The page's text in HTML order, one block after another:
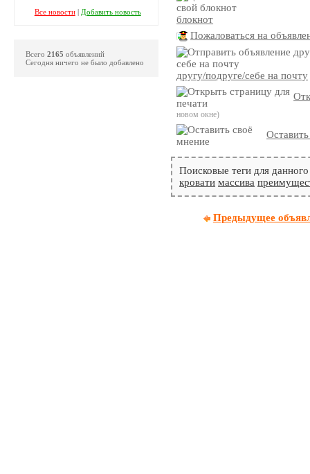
блокнот
Пожаловаться на
другу/подруге/себе на почту
новом окне)
Поисковые теги для
кровати массива
Предыдущее
Все новости| Добавить новость
Всего 2165 объявлений
Сегодня ничего не было добавлено